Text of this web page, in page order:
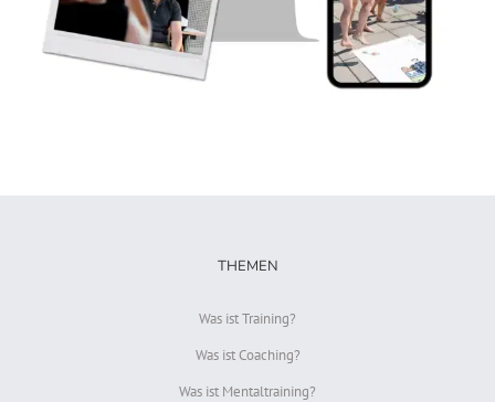
THEMEN
Was ist Training?
Was ist Coaching?
Was ist Mentaltraining?